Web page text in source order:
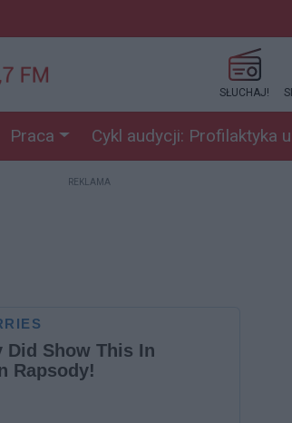
SŁUCHAJ!
Praca Cykl audycji: Profilaktyka
REKLAMA